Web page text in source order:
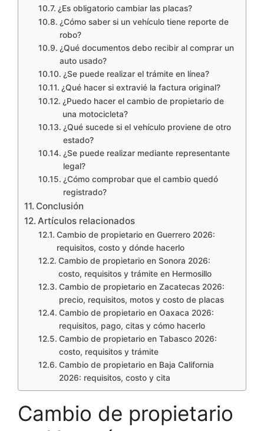
¿Es obligatorio cambiar las placas?
¿Cómo saber si un vehículo tiene reporte de
robo?
¿Qué documentos debo recibir al comprar un
auto usado?
¿Se puede realizar el trámite en línea?
¿Qué hacer si extravié la factura original?
¿Puedo hacer el cambio de propietario de
una motocicleta?
¿Qué sucede si el vehículo proviene de otro
estado?
¿Se puede realizar mediante representante
legal?
¿Cómo comprobar que el cambio quedó
registrado?
Conclusión
Artículos relacionados
Cambio de propietario en Guerrero 2026:
requisitos, costo y dónde hacerlo
Cambio de propietario en Sonora 2026:
costo, requisitos y trámite en Hermosillo
Cambio de propietario en Zacatecas 2026:
precio, requisitos, motos y costo de placas
Cambio de propietario en Oaxaca 2026:
requisitos, pago, citas y cómo hacerlo
Cambio de propietario en Tabasco 2026:
costo, requisitos y trámite
Cambio de propietario en Baja California
2026: requisitos, costo y cita
Cambio de propietario